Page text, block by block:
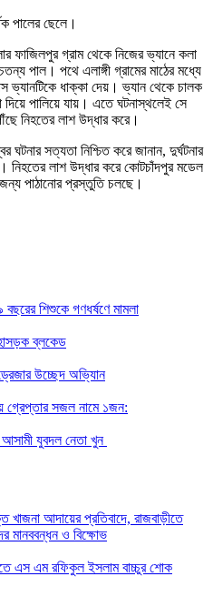
পালের ছেলে।
ফাজিলপুর গ্রাম থেকে নিজের ভ্যানে কলা
পাল। পথে এলাঙ্গী গ্রামের মাঠের মধ্যে
ভ্যানটিকে ধাক্কা দেয়। ভ্যান থেকে চালক
দিয়ে পালিয়ে যায়। এতে ঘটনাস্থলেই সে
নিহতের লাশ উদ্ধার করে।
ঘটনার সত্যতা নিশ্চিত করে জানান, দুর্ঘটনার
নিহতের লাশ উদ্ধার করে কোটচাঁদপুর মডেল
পাঠানোর প্রস্তুতি চলছে।
বছরের শিশুকে গণধর্ষণে মামলা
ব্লকেড
উচ্ছেদ অভি্যান
গ্রেপ্তার সজল নামে ১জন:
যুবদল নেতা খুন
খাজনা আদায়ের প্রতিবাদে, রাজবাড়ীতে
মানববন্ধন ও বিক্ষোভ
এস এম রফিকুল ইসলাম বাচ্চুর শোক